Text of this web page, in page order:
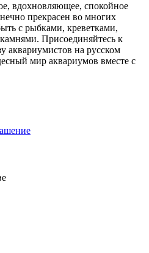
вдохновляющее, спокойное
прекрасен во многих
с рыбками, креветками,
Присоединяйтесь к
аквариумистов на русском
мир аквариумов вместе с